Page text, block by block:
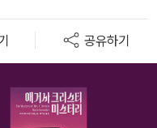
공유하기